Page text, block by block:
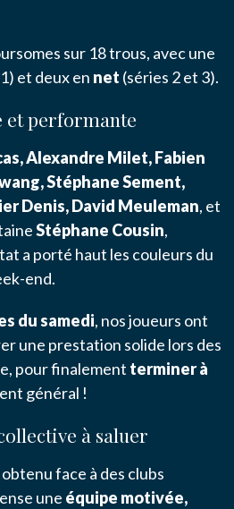
sur 18 trous, avec une
et deux en net (séries 2 et 3).
et performante
Alexandre Milet, Fabien
Stéphane Sement,
Denis, David Meuleman, et
Stéphane Cousin,
a porté haut les couleurs du
end.
du samedi, nos joueurs ont
une prestation solide lors des
pour finalement terminer à
général !
à saluer
obtenu face à des clubs
une équipe motivée,